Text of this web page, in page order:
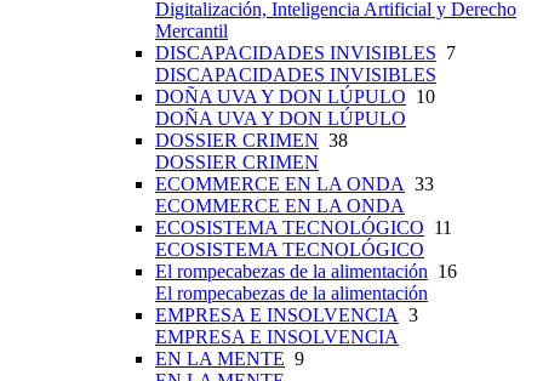
Digitalización, Inteligencia Artificial y Derecho
Mercantil
DISCAPACIDADES INVISIBLES 7
DISCAPACIDADES INVISIBLES
DOÑA UVA Y DON LÚPULO 10
DOÑA UVA Y DON LÚPULO
DOSSIER CRIMEN 38
DOSSIER CRIMEN
ECOMMERCE EN LA ONDA 33
ECOMMERCE EN LA ONDA
ECOSISTEMA TECNOLÓGICO 11
ECOSISTEMA TECNOLÓGICO
El rompecabezas de la alimentación 16
El rompecabezas de la alimentación
EMPRESA E INSOLVENCIA 3
EMPRESA E INSOLVENCIA
EN LA MENTE 9